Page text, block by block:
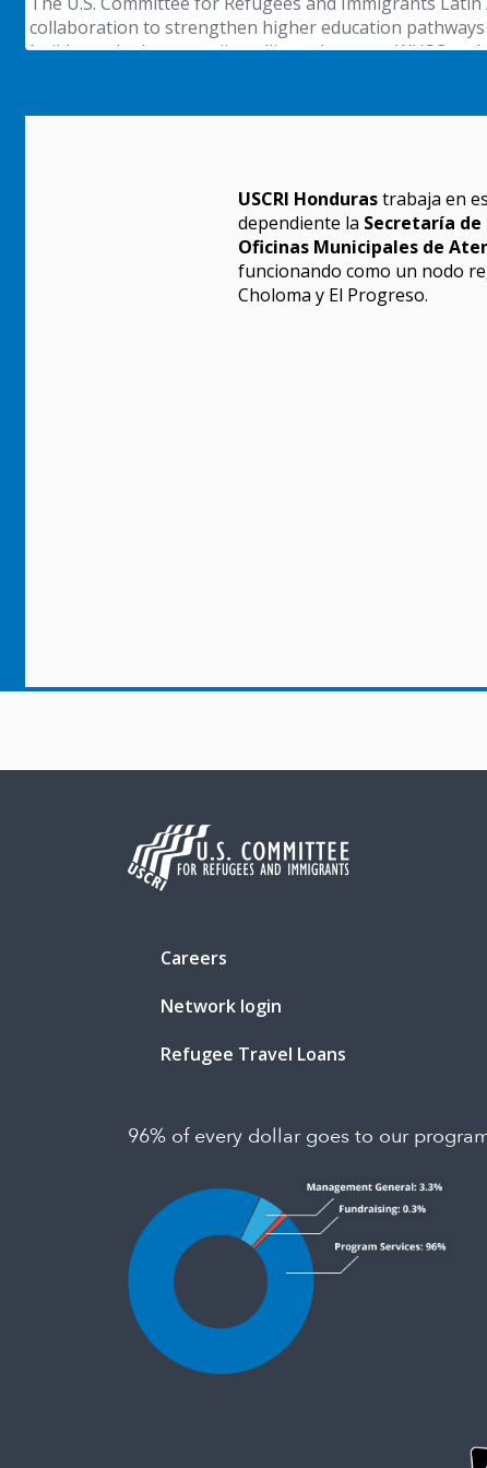
USCRI Hondurastrabaja en
funcionando como un nodo
Choloma y El Progreso.
Careers
Refugee Travel Loans
96% of every dollar goes to our programs